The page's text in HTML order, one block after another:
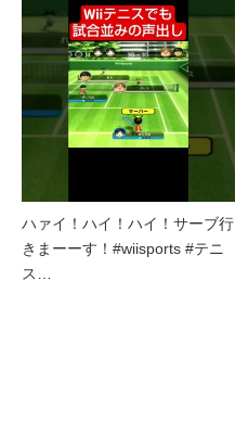
ハァイ！ハイ！ハイ！サーブ行
きまーーす！#wiisports #テニ
ス…